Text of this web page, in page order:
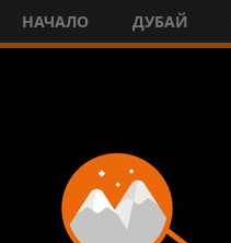
НАЧАЛО ДУБАЙ